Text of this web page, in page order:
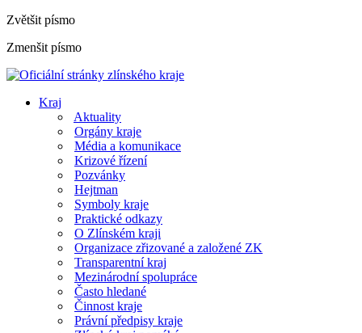
Zvětšit písmo
Zmenšit písmo
Kraj
Aktuality
Orgány kraje
Média a komunikace
Krizové řízení
Pozvánky
Hejtman
Symboly kraje
Praktické odkazy
O Zlínském kraji
Organizace zřizované a založené ZK
Transparentní kraj
Mezinárodní spolupráce
Často hledané
Činnost kraje
Právní předpisy kraje